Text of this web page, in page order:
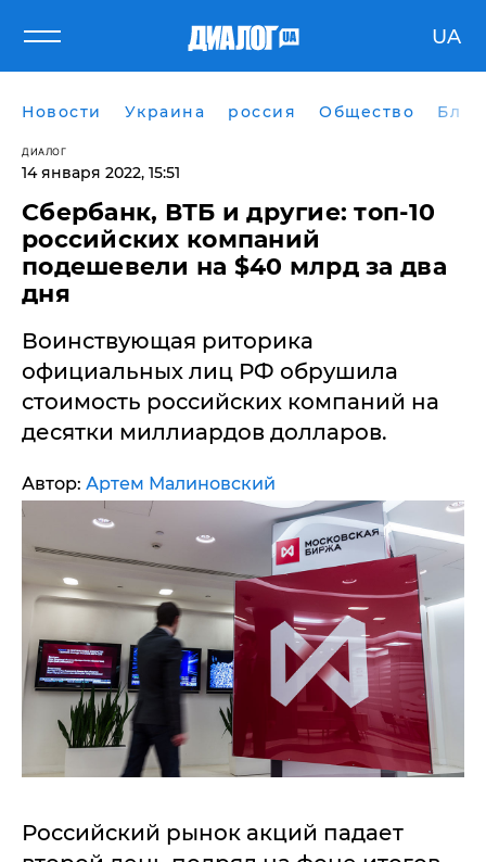
UA
Новости Украина россия Общество
ДИАЛОГ
14 января 2022, 15:51
Сбербанк, ВТБ и другие: топ-10
российских компаний
подешевели на $40 млрд за два
дня
Воинствующая риторика
официальных лиц РФ обрушила
стоимость российских компаний на
десятки миллиардов долларов.
Автор: Артем Малиновский
Российский рынок акций падает